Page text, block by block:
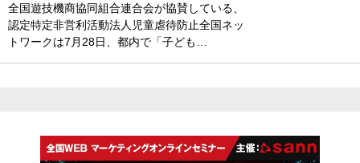
全国遊技機商協同組合連合会が協賛している、
認定特定非営利活動法人児童虐待防止全国ネッ
トワークは7月28日、都内で「子ども…